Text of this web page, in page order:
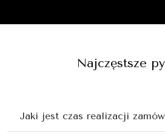
Najczęstsze
Jaki jest czas realizacji